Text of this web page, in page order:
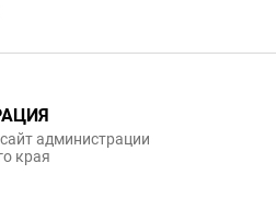
администрации
края